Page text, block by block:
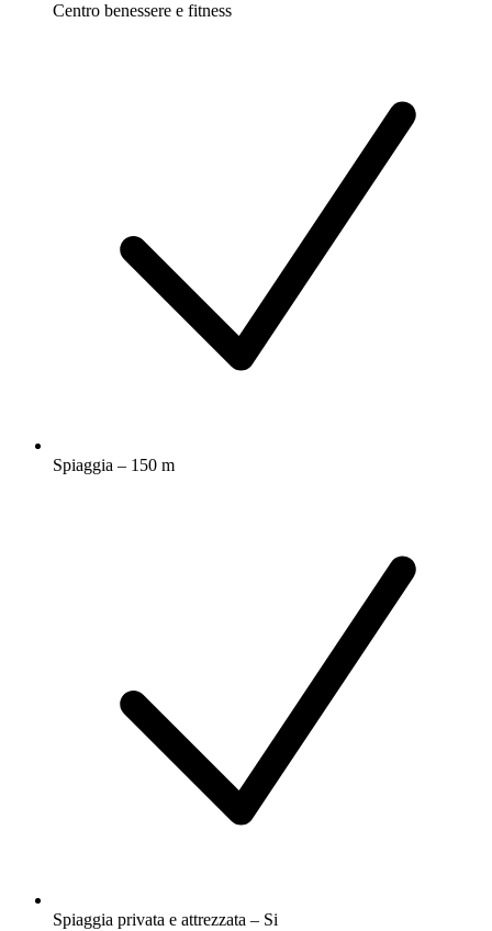
Centro benessere e fitness
Spiaggia – 150 m
Spiaggia privata e attrezzata – Si